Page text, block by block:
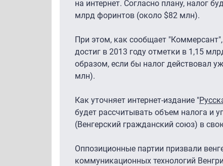
на интернет. Согласно плану, налог
млрд форинтов (около $82 млн).
При этом, как сообщает
достиг в 2013 году отметки в 1,15
образом, если бы налог действовал
млн).
Как уточняет интернет-издание "
будет рассчитывать объем налога и
(Венгерский гражданский союз) в
Оппозиционные партии призвали
коммуникационных технологий